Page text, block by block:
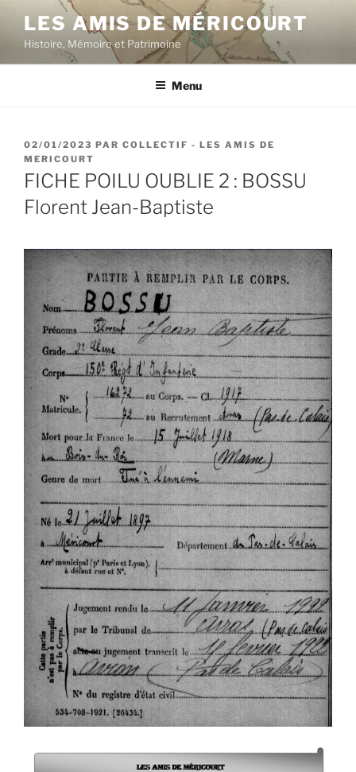
contenu
principal
LES AMIS DE MÉRICOURT
Histoire, Mémoire et Patrimoine
Menu
PUBLIÉ
LE
02/01/2023 PAR COLLECTIF - LES AMIS DE
MERICOURT
FICHE POILU OUBLIE 2 : BOSSU
Florent Jean-Baptiste